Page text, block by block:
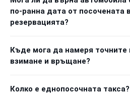
по-ранна дата от посочената в
резервацията?
Къде мога да намеря точните
взимане и връщане?
Колко е еднопосочната такса?